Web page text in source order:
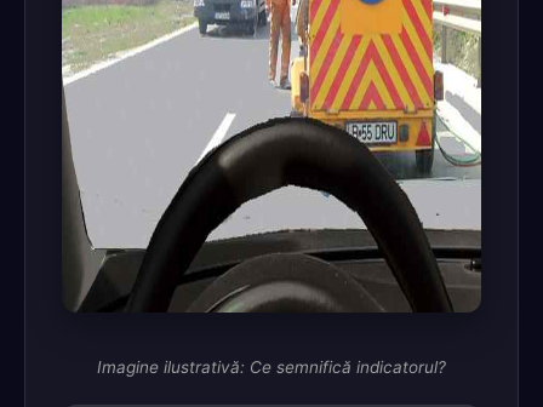
Imagine ilustrativă: Ce semnifică indicatorul?